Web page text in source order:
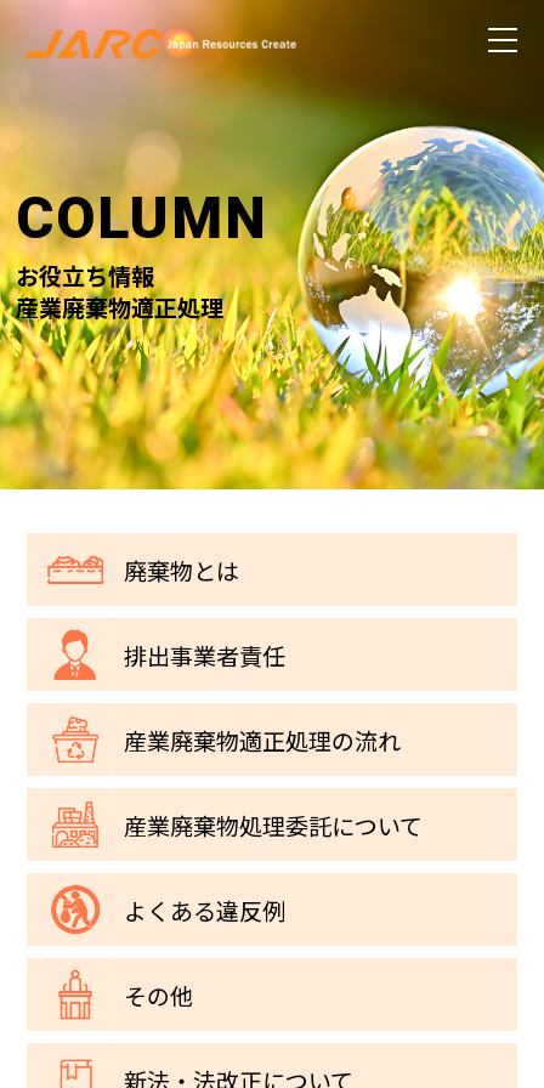
COLUMN
お役立ち情報
産業廃棄物適正処理
廃棄物とは
排出事業者責任
産業廃棄物適正処理の流れ
産業廃棄物処理委託について
よくある違反例
その他
新法・法改正について